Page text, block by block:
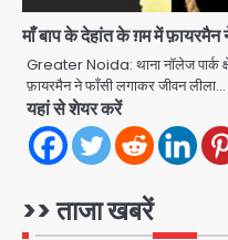
माँ बाप के देहांत के ग़म में फ़ायरमैन
Greater Noida: थाना नॉलेज पार्क
फ़ायरमैन ने फाँसी लगाकर जीवन लीला…
यहां से शेयर करें
>> ताजा खबरें
5
DC
एक्टिंग
Avinash
1
Felix